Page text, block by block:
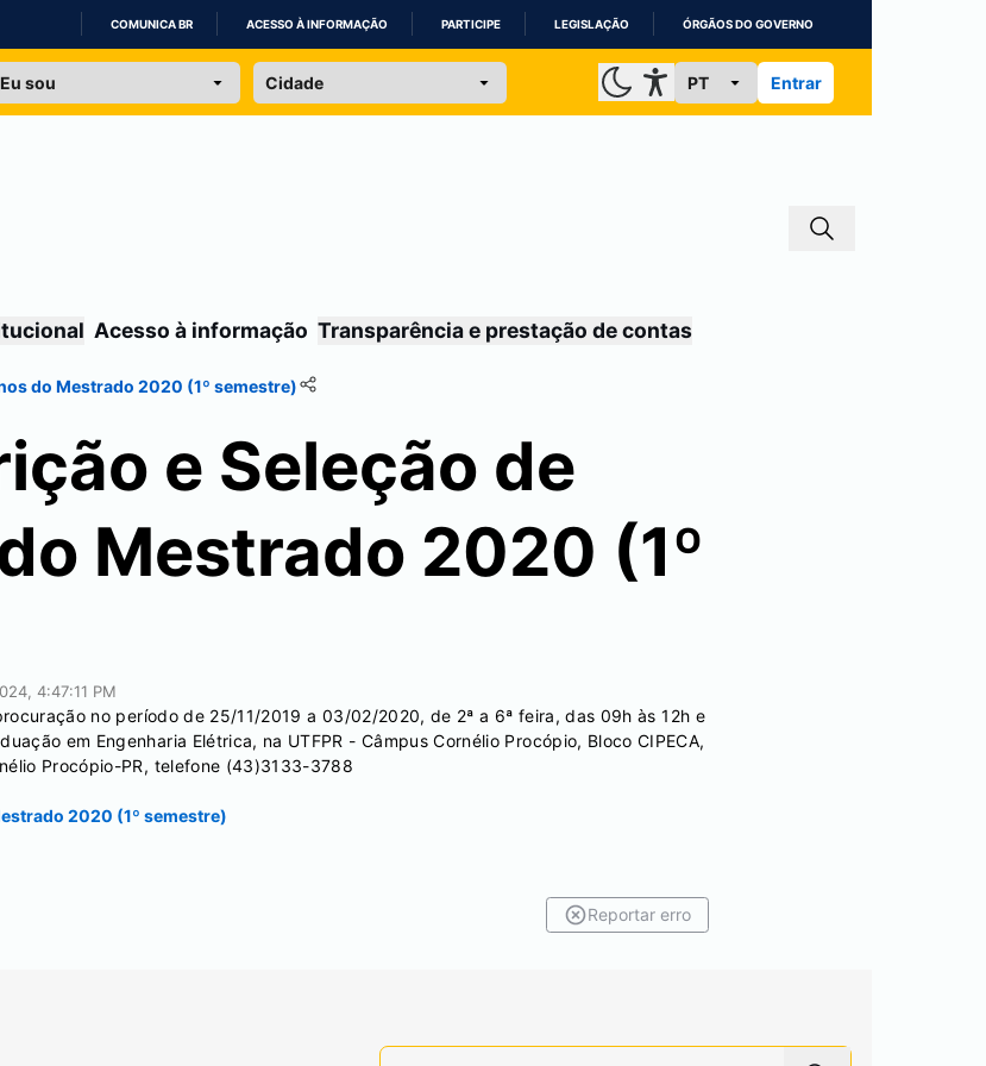
IR
COMUNICA BR ACESSO À INFORMAÇÃO PARTICIPE LEGISLAÇÃO ÓRGÃOS DO GOVERNO
Entrar
Acesso à informação Transparência e prestação de contas
do Mestrado 2020 (1º semestre)
e Seleção de
Mestrado 2020 (1º
4:47:11 PM
no período de 25/11/2019 a 03/02/2020, de 2ª a 6ª feira, das 09h às 12h e
em Engenharia Elétrica, na UTFPR - Câmpus Cornélio Procópio, Bloco CIPECA,
Procópio-PR, telefone (43)3133-3788
2020 (1º semestre)
Reportar erro